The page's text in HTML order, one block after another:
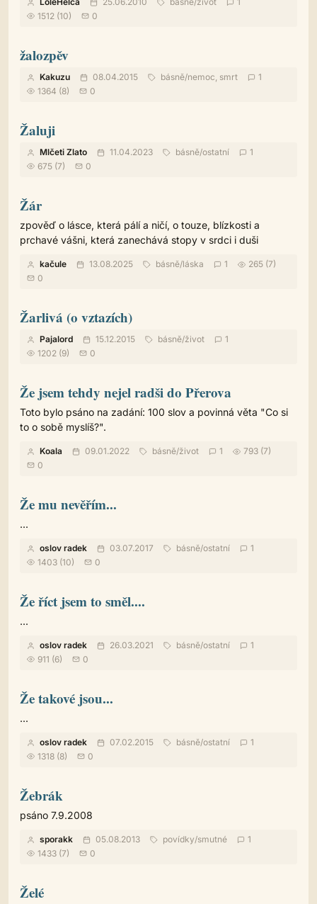
1512 (10)
0
žalozpěv
Kakuzu 08.04.2015 básně/nemoc, smrt
1
1364 (8)
0
Žaluji
Mlčeti Zlato 11.04.2023 básně/ostatní
1
675 (7)
0
Žár
zpověď o lásce, která pálí a ničí, o touze, blízkosti a
prchavé vášni, která zanechává stopy v srdci i duši
kačule 13.08.2025 básně/láska 1
265 (7)
0
Žarlivá (o vztazích)
Pajalord 15.12.2015 básně/život
1
1202 (9)
0
Že jsem tehdy nejel radši do Přerova
Toto bylo psáno na zadání: 100 slov a povinná věta "Co si
to o sobě myslíš?".
Koala 09.01.2022 básně/život 1
793 (7)
0
Že mu nevěřím...
...
oslov radek 03.07.2017 básně/ostatní
1
1403 (10)
0
Že říct jsem to směl....
...
oslov radek 26.03.2021 básně/ostatní
1
911 (6)
0
Že takové jsou...
...
oslov radek 07.02.2015 básně/ostatní
1
1318 (8)
0
Žebrák
psáno 7.9.2008
sporakk 05.08.2013 povídky/smutné
1
1433 (7)
0
Želé